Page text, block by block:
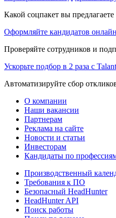
Какой соцпакет вы
Оформляйте кандидатов онлайн
Проверяйте сотрудников и
Ускорьте подбор в 2 раза с
Автоматизируйте сбор
О компании
Наши вакансии
Партнерам
Реклама на сайте
Новости и статьи
Инвесторам
Кандидаты по
Производственный
Требования к ПО
Безопасный HeadHunter
HeadHunter API
Поиск работы